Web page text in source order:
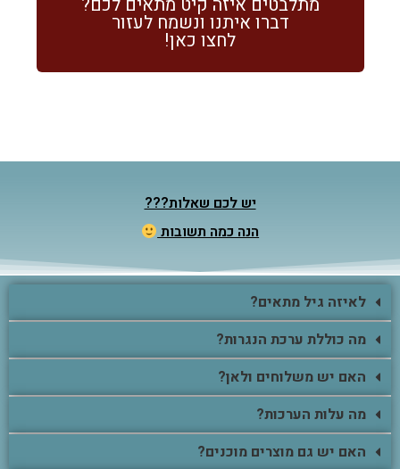
מתלבטים איזה קיט מתאים לכם?
דברו איתנו ונשמח לעזור
לחצו כאן!
יש לכם שאלות???
הנה כמה תשובות
לאיזה גיל מתאים?
מה כוללת ערכת הנגרות?
האם יש משלוחים ולאן?
מה עלות הערכות?
האם יש גם מוצרים מוכנים?